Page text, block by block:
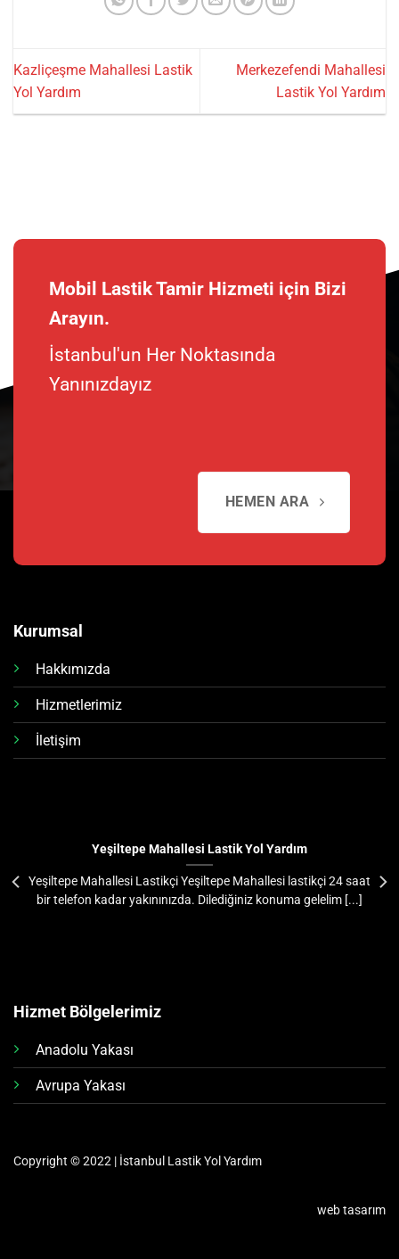
Kazliçeşme Mahallesi Lastik
Yol Yardım
Merkezefendi Mahallesi
Lastik Yol Yardım
Mobil Lastik Tamir Hizmeti için Bizi
Arayın.
İstanbul'un Her Noktasında
Yanınızdayız
HEMEN ARA
Kurumsal
Hakkımızda
Hizmetlerimiz
İletişim
Yeşiltepe Mahallesi Lastik Yol Yardım
Yeşiltepe Mahallesi Lastikçi Yeşiltepe Mahallesi lastikçi 24 saat
bir telefon kadar yakınınızda. Dilediğiniz konuma gelelim [...]
Hizmet Bölgelerimiz
Anadolu Yakası
Avrupa Yakası
Copyright © 2022 | İstanbul Lastik Yol Yardım
web tasarım